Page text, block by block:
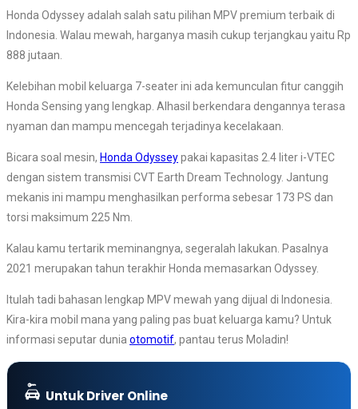
Honda Odyssey adalah salah satu pilihan MPV premium terbaik di
Indonesia. Walau mewah, harganya masih cukup terjangkau yaitu Rp
888 jutaan.
Kelebihan mobil keluarga 7-seater ini ada kemunculan fitur canggih
Honda Sensing yang lengkap. Alhasil berkendara dengannya terasa
nyaman dan mampu mencegah terjadinya kecelakaan.
Bicara soal mesin, Honda Odysseypakai kapasitas 2.4 liter i-VTEC
dengan sistem transmisi CVT Earth Dream Technology. Jantung
mekanis ini mampu menghasilkan performa sebesar 173 PS dan
torsi maksimum 225 Nm.
Kalau kamu tertarik meminangnya, segeralah lakukan. Pasalnya
2021 merupakan tahun terakhir Honda memasarkan Odyssey.
Itulah tadi bahasan lengkap MPV mewah yang dijual di Indonesia.
Kira-kira mobil mana yang paling pas buat keluarga kamu? Untuk
informasi seputar dunia otomotif, pantau terus Moladin!
Untuk Driver Online